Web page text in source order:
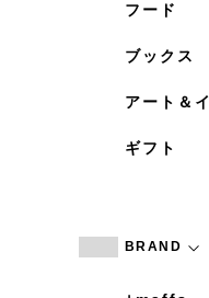
フード
ブックス
アート＆
ギフト
BRAND